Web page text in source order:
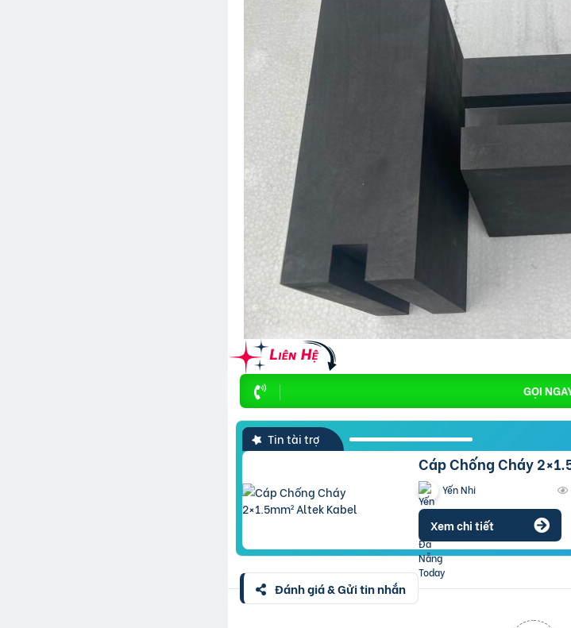
GỌI
Tin tài trợ
Cáp Chống Cháy
Yến Nhi
Xem chi tiết
Đánh giá & Gửi tin nhắn